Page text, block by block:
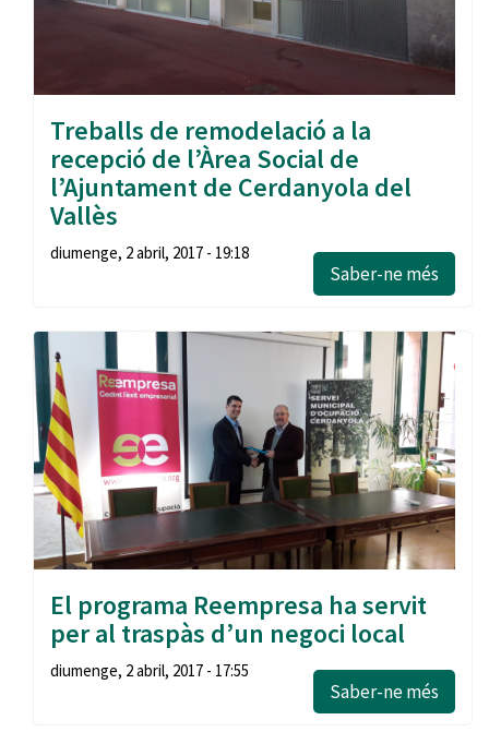
Treballs de remodelació a la
recepció de l’Àrea Social de
l’Ajuntament de Cerdanyola del
Vallès
diumenge, 2 abril, 2017 - 19:18
Saber-ne més
El programa Reempresa ha servit
per al traspàs d’un negoci local
diumenge, 2 abril, 2017 - 17:55
Saber-ne més